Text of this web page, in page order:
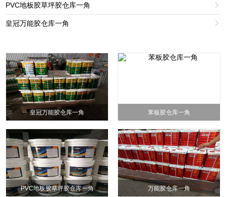
PVC地板胶草坪胶仓库一角 
皇冠万能胶仓库一角 
皇冠万能胶仓库一角 苯板胶仓库一角
PVC地板胶草坪胶仓库一角 万能胶仓库一角